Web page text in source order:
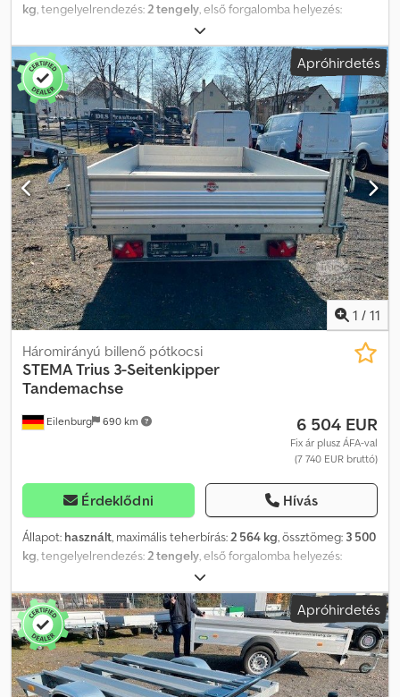
kg, tengelyelrendezés:2 tengely, első forgalomba helyezés:
2 940 mm, rakodótér szélesség:
raktérmagasság:1 840 mm, teljes szélesség:2 050 mm, teljes
magasság:2 405 mm, A43 GW26PGA00760, STEMA gyártmányú
dobozos utánfutó, típus: STPK .2.P18.2, P-Box, WSETK0P04
Össztömeg: 2.000 kg, alacsony padlós, 2 szárnyas ajtó, belméret:
3,05 m × 1,55 m × 1,95 m stb. Doboz: szellőzőnyílások az optimális
szellőzéshez * 15 mm vastag többrétegű rétegeltlemez fehér PVC
bevonattal * Alumínium profilok variálható rögzítési pontokkal *
Ajtóváltozat: szárnyas ajtók * Elektro-galvanizált ajtózsanérok *
Zárható rúdzár * Toló- és mozgató fogantyúk Rakfelület és padló:
egybefüggő, csúszásmentes és vízálló rétegeltlemez padló * 12
mm vastag * További keresztirányú tartók a padló
alátámasztásához Világítás: 13 pólusú csatlakozó, EU felszereltség
* Modern multifunkciós világítás * Hátsó ködlámpa * Tolatólámpa
Cedpfsyqdtnjx Amzerf * Helyzetjelző lámpák A tévedések és
közbenső értékesítés joga fenntartva.
Apróhirdetés
1 / 11
Eilenburg 690 km
Háromirányú billenő pótkocsi
STEMATrius 3-Seitenkipper
Tandemachse
6 504 EUR
Fix ár plusz ÁFA-val
(7 740 EUR bruttó)
Érdeklődni Hívás
Állapot: használt, maximális teherbírás:2 564 kg, össztömeg: 3 500
kg, tengelyelrendezés:2 tengely, első forgalomba helyezés:
3 015 mm, rakodótér szélesség:
raktérmagasság:345 mm, teljes szélesség:4 049 mm, teljes
magasság:2 015 mm, A4 Gw26GA00043 3 500 kg, önfékezős,
magasrakterű pótkocsi, elektromos szivattyú, alumínium burkolat,
Cjdpfx Aoym Ihusmzsrf hátsó lengő oldalfal. Az elírás és az időközi
értékesítés jogát fenntartjuk, a jármű nincs előkészítve.
Apróhirdetés